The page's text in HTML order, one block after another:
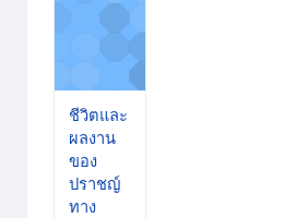
ชีวิตและ
ผลงาน
ของ
ปราชญ์
ทาง